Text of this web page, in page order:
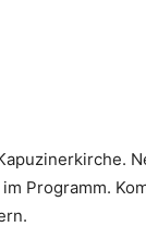
Programm.